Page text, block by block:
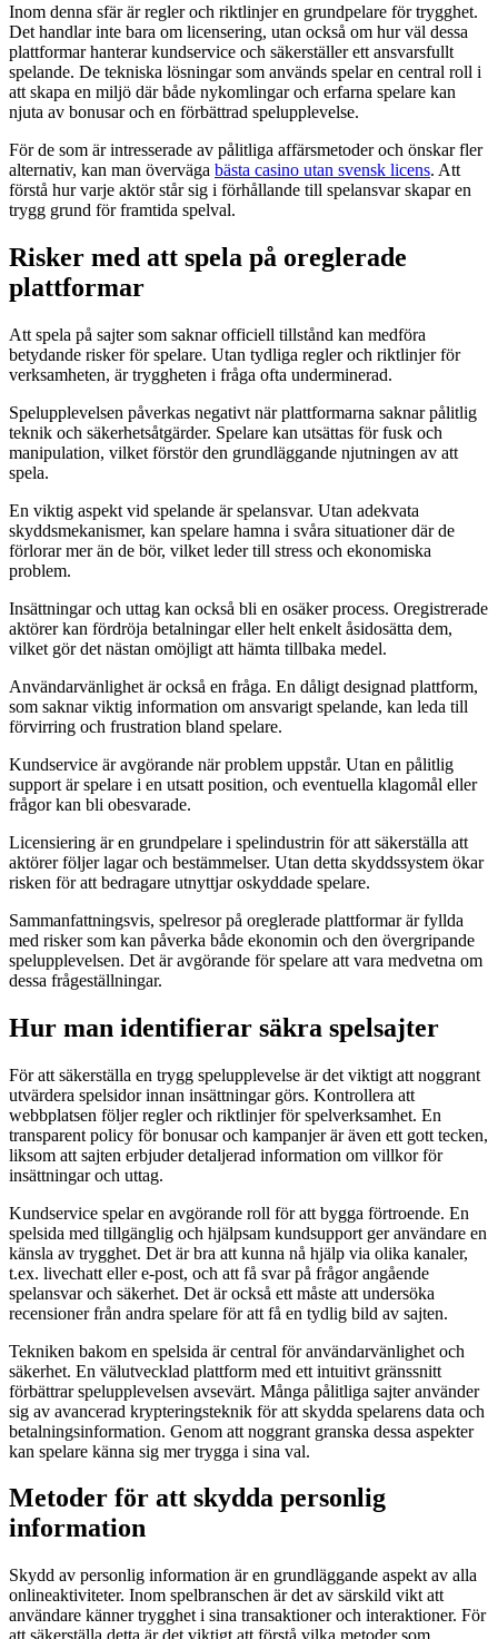
Inom denna sfär är regler och riktlinjer en grundpelare för trygghet.
Det handlar inte bara om licensering, utan också om hur väl dessa
plattformar hanterar kundservice och säkerställer ett ansvarsfullt
spelande. De tekniska lösningar som används spelar en central roll i
att skapa en miljö där både nykomlingar och erfarna spelare kan
njuta av bonusar och en förbättrad spelupplevelse.
För de som är intresserade av pålitliga affärsmetoder och önskar fler
alternativ, kan man överväga bästa casino utan svensk licens. Att
förstå hur varje aktör står sig i förhållande till spelansvar skapar en
trygg grund för framtida spelval.
Risker med att spela på oreglerade
plattformar
Att spela på sajter som saknar officiell tillstånd kan medföra
betydande risker för spelare. Utan tydliga regler och riktlinjer för
verksamheten, är tryggheten i fråga ofta underminerad.
Spelupplevelsen påverkas negativt när plattformarna saknar pålitlig
teknik och säkerhetsåtgärder. Spelare kan utsättas för fusk och
manipulation, vilket förstör den grundläggande njutningen av att
spela.
En viktig aspekt vid spelande är spelansvar. Utan adekvata
skyddsmekanismer, kan spelare hamna i svåra situationer där de
förlorar mer än de bör, vilket leder till stress och ekonomiska
problem.
Insättningar och uttag kan också bli en osäker process. Oregistrerade
aktörer kan fördröja betalningar eller helt enkelt åsidosätta dem,
vilket gör det nästan omöjligt att hämta tillbaka medel.
Användarvänlighet är också en fråga. En dåligt designad plattform,
som saknar viktig information om ansvarigt spelande, kan leda till
förvirring och frustration bland spelare.
Kundservice är avgörande när problem uppstår. Utan en pålitlig
support är spelare i en utsatt position, och eventuella klagomål eller
frågor kan bli obesvarade.
Licensiering är en grundpelare i spelindustrin för att säkerställa att
aktörer följer lagar och bestämmelser. Utan detta skyddssystem ökar
risken för att bedragare utnyttjar oskyddade spelare.
Sammanfattningsvis, spelresor på oreglerade plattformar är fyllda
med risker som kan påverka både ekonomin och den övergripande
spelupplevelsen. Det är avgörande för spelare att vara medvetna om
dessa frågeställningar.
Hur man identifierar säkra spelsajter
För att säkerställa en trygg spelupplevelse är det viktigt att noggrant
utvärdera spelsidor innan insättningar görs. Kontrollera att
webbplatsen följer regler och riktlinjer för spelverksamhet. En
transparent policy för bonusar och kampanjer är även ett gott tecken,
liksom att sajten erbjuder detaljerad information om villkor för
insättningar och uttag.
Kundservice spelar en avgörande roll för att bygga förtroende. En
spelsida med tillgänglig och hjälpsam kundsupport ger användare en
känsla av trygghet. Det är bra att kunna nå hjälp via olika kanaler,
t.ex. livechatt eller e-post, och att få svar på frågor angående
spelansvar och säkerhet. Det är också ett måste att undersöka
recensioner från andra spelare för att få en tydlig bild av sajten.
Tekniken bakom en spelsida är central för användarvänlighet och
säkerhet. En välutvecklad plattform med ett intuitivt gränssnitt
förbättrar spelupplevelsen avsevärt. Många pålitliga sajter använder
sig av avancerad krypteringsteknik för att skydda spelarens data och
betalningsinformation. Genom att noggrant granska dessa aspekter
kan spelare känna sig mer trygga i sina val.
Metoder för att skydda personlig
information
Skydd av personlig information är en grundläggande aspekt av alla
onlineaktiviteter. Inom spelbranschen är det av särskild vikt att
användare känner trygghet i sina transaktioner och interaktioner. För